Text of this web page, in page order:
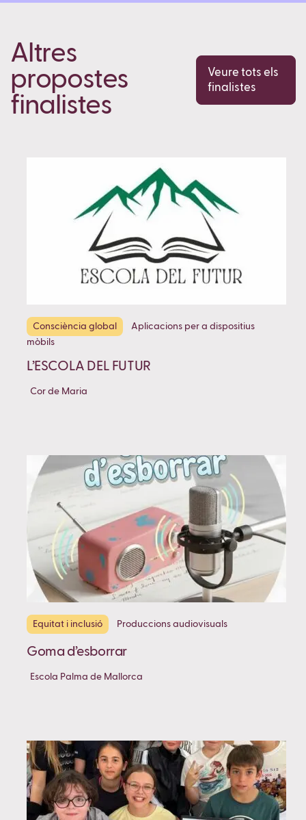
Altres
propostes
finalistes
Veure tots els
finalistes
Consciència global
Aplicacions per a dispositius
mòbils
L’ESCOLA DEL FUTUR
Cor de Maria
Equitat i inclusió Produccions audiovisuals
Goma d’esborrar
Escola Palma de Mallorca